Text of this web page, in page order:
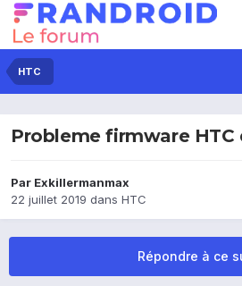
HTC
Probleme firmware HTC
Par Exkillermanmax
22 juillet 2019 dans HTC
Répondre à ce